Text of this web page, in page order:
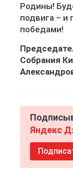
Родины!
подвига –
победами!
Собрания
Яндекс